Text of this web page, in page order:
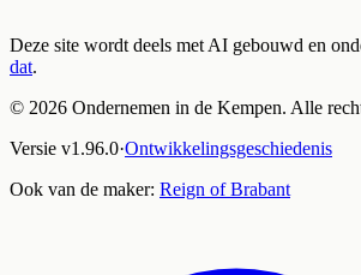
Deze site wordt deels met AI gebouwd en
dat.
© 2026 Ondernemen in de Kempen. Alle
Versie v1.96.0·Ontwikkelingsgeschiedenis
Ook van de maker: Reign of Brabant